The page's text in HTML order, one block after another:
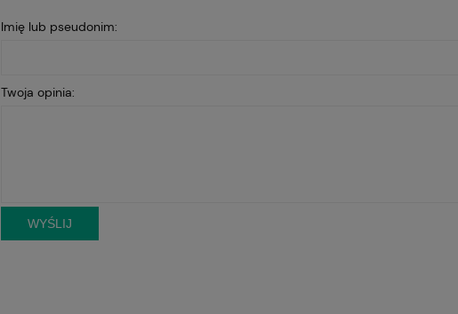
Imię lub pseudonim:
Twoja opinia:
WYŚLIJ